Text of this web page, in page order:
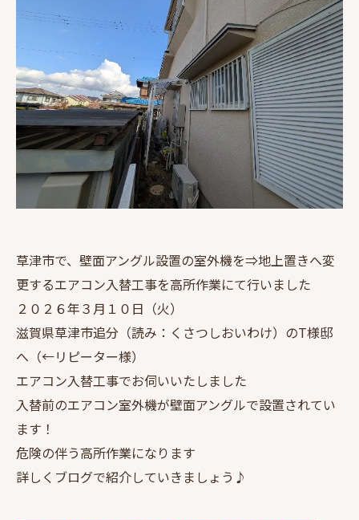
草津市で、壁面アングル設置の室外機を⇒地上置きへ変
更するエアコン入替工事を高所作業にて行いました
２０２６年３月１０日（火）
滋賀県草津市追分（読み：くさつしおいわけ）のT様邸
へ（←リピーター様）
エアコン入替工事でお伺いいたしました
入替前のエアコン室外機が壁面アングルで設置されてい
ます！
危険の伴う高所作業になります
詳しくブログで紹介していきましょう♪